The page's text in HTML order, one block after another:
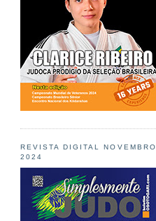
REVISTA DIGITAL NOVEMBRO
2024